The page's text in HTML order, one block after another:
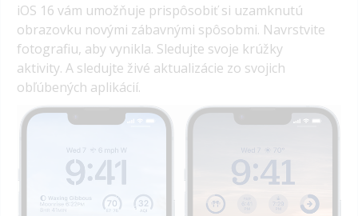
iOS 16 vám umožňuje prispôsobiť si uzamknutú
obrazovku novými zábavnými spôsobmi. Navrstvite
fotografiu, aby vynikla. Sledujte svoje krúžky
aktivity. A sledujte živé aktualizácie zo svojich
obľúbených aplikácií.